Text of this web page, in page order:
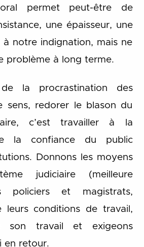
permet peut-être de
une épaisseur, une
à notre indignation, mais ne
problème à long terme.
la procrastination des
sens, redorer le blason du
c’est travailler à la
la confiance du public
Donnons les moyens
judiciaire (meilleure
policiers et magistrats,
leurs conditions de travail,
son travail et exigeons
en retour.